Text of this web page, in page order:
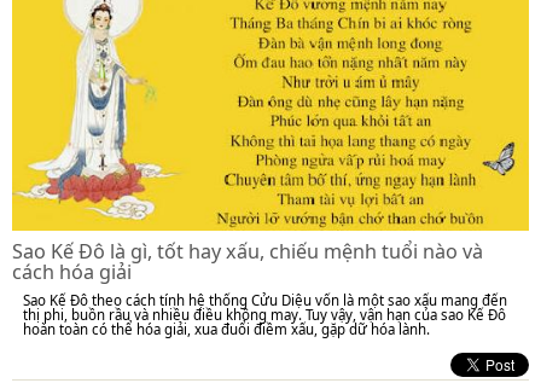
Sao Kế Đô là gì, tốt hay xấu, chiếu mệnh tuổi nào và
cách hóa giải
Sao Kế Đô theo cách tính hệ thống Cửu Diệu vốn là một sao xấu mang đến
thị phi, buồn rầu và nhiều điều không may. Tuy vậy, vận hạn của sao Kế Đô
hoàn toàn có thể hóa giải, xua đuổi điềm xấu, gặp dữ hóa lành.